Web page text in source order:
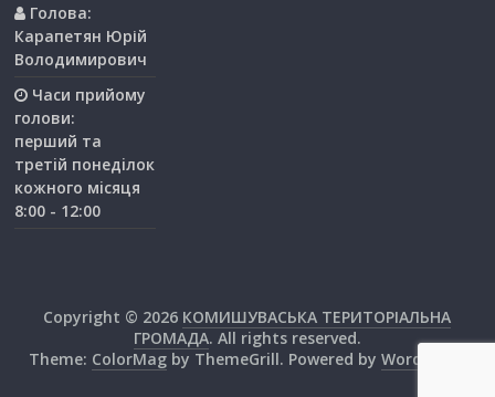
Голова:
Карапетян Юрій
Володимирович
Часи прийому
голови:
перший та
третiй понедiлок
кожного мiсяця
8:00 - 12:00
Copyright © 2026 КОМИШУВАСЬКА ТЕРИТОРІАЛЬНА
ГРОМАДА. All rights reserved.
Theme: ColorMagby ThemeGrill. Powered by WordPress